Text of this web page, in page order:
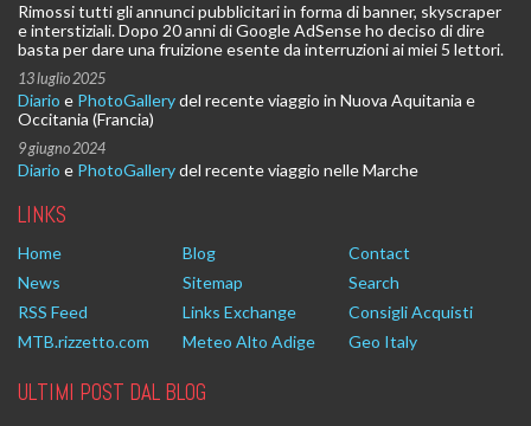
Rimossi tutti gli annunci pubblicitari in forma di banner, skyscraper
e interstiziali. Dopo 20 anni di Google AdSense ho deciso di dire
basta per dare una fruizione esente da interruzioni ai miei 5 lettori.
13 luglio 2025
Diario e PhotoGallerydel recente viaggio in Nuova Aquitania e
Occitania (Francia)
9 giugno 2024
Diario e PhotoGallerydel recente viaggio nelle Marche
LINKS
Home Blog
Contact
News
Sitemap
Search
RSS Feed
Links Exchange
Consigli Acquisti
MTB.rizzetto.com
Meteo Alto Adige Geo Italy
ULTIMI POST DAL BLOG